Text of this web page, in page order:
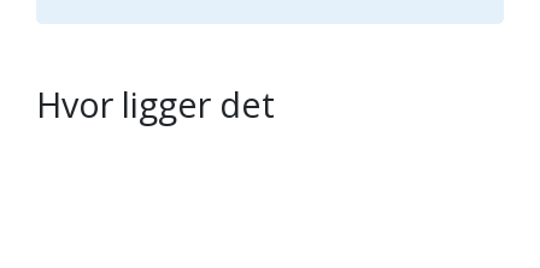
Hvor ligger det